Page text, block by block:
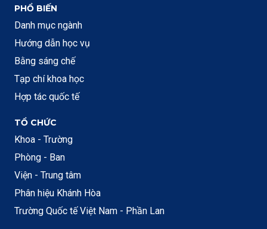
PHỔ BIẾN
Danh mục ngành
Hướng dẫn học vụ
Bằng sáng chế
Tạp chí khoa học
Hợp tác quốc tế
TỔ CHỨC
Khoa - Trường
Phòng - Ban
Viện - Trung tâm
Phân hiệu Khánh Hòa
Trường Quốc tế Việt Nam - Phần Lan